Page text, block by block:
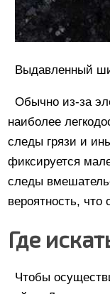
Выдавленный
Обычно из-за
наиболее
следы грязи и
фиксируется
следы
вероятность,
Где
Чтобы